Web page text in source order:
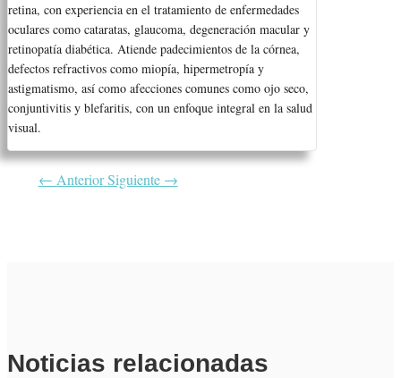
retina, con experiencia en el tratamiento de enfermedades
oculares como cataratas, glaucoma, degeneración macular y
retinopatía diabética. Atiende padecimientos de la córnea,
defectos refractivos como miopía, hipermetropía y
astigmatismo, así como afecciones comunes como ojo seco,
conjuntivitis y blefaritis, con un enfoque integral en la salud
visual.
← Anterior Siguiente→
Noticias relacionadas